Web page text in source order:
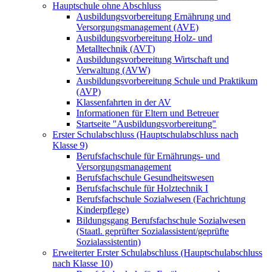
Hauptschule ohne Abschluss
Ausbildungsvorbereitung Ernährung und
Versorgungsmanagement (AVE)
Ausbildungsvorbereitung Holz- und
Metalltechnik (AVT)
Ausbildungsvorbereitung Wirtschaft und
Verwaltung (AVW)
Ausbildungsvorbereitung Schule und Praktikum
(AVP)
Klassenfahrten in der AV
Informationen für Eltern und Betreuer
Startseite "Ausbildungsvorbereitung"
Erster Schulabschluss (Hauptschulabschluss nach
Klasse 9)
Berufsfachschule für Ernährungs- und
Versorgungsmanagement
Berufsfachschule Gesundheitswesen
Berufsfachschule für Holztechnik I
Berufsfachschule Sozialwesen (Fachrichtung
Kinderpflege)
Bildungsgang Berufsfachschule Sozialwesen
(Staatl. geprüfter Sozialassistent/geprüfte
Sozialassistentin)
Erweiterter Erster Schulabschluss (Hauptschulabschluss
nach Klasse 10)